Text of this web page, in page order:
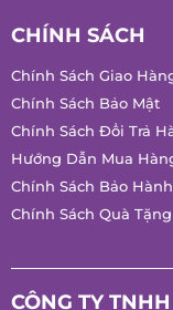
Chính Sách Giao Hàng
Chính Sách Bảo Mật
Chính Sách Đổi Trả
Hướng Dẫn Mua Hàng
Chính Sách Bảo Hành